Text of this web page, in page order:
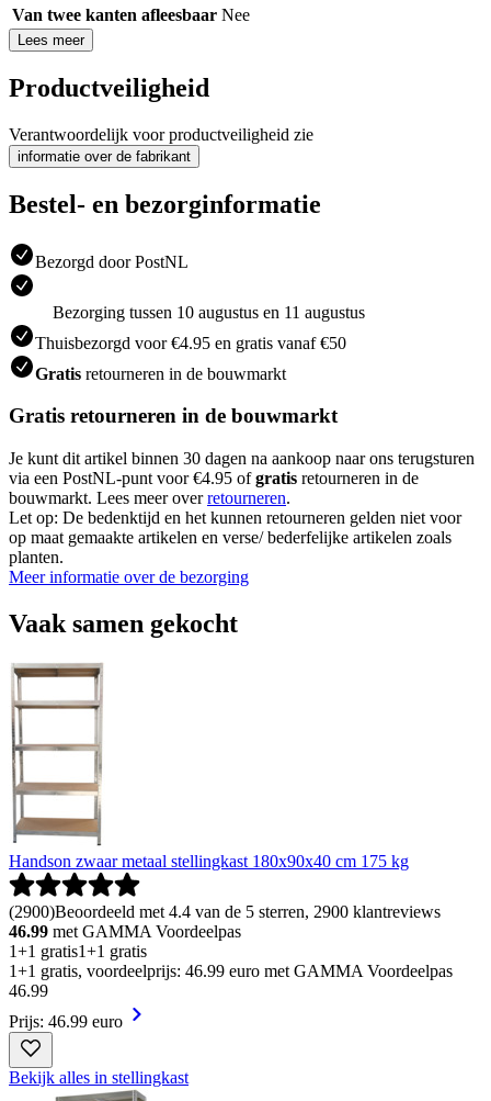
Van twee kanten afleesbaar Nee
Lees meer
Productveiligheid
Verantwoordelijk voor productveiligheid zie
informatie over de fabrikant
Bestel- en bezorginformatie
Bezorgd door PostNL
Bezorging tussen 10 augustus en 11 augustus
Thuisbezorgd voor €4.95 en gratis vanaf €50
Gratis retourneren in de bouwmarkt
Gratis retourneren in de bouwmarkt
Je kunt dit artikel binnen 30 dagen na aankoop naar ons terugsturen
via een PostNL-punt voor €4.95 ofgratis retourneren in de
bouwmarkt. Lees meer overretourneren.
Let op: De bedenktijd en het kunnen retourneren gelden niet voor
op maat gemaakte artikelen en verse/ bederfelijke artikelen zoals
planten.
Meer informatie over de bezorging
Vaak samen gekocht
Handson zwaar metaal stellingkast 180x90x40 cm 175 kg
(2900)Beoordeeld met 4.4 van de 5 sterren, 2900 klantreviews
46.99 met GAMMA Voordeelpas
1+1 gratis1+1 gratis
1+1 gratis, voordeelprijs: 46.99 euro met GAMMA Voordeelpas
46.99
Prijs: 46.99 euro
Bekijk alles in stellingkast